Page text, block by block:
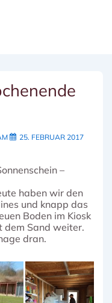
25. FEBRUAR 2017
–
haben wir den
und knapp das
Boden im Kiosk
dem Sand weiter.
dran.